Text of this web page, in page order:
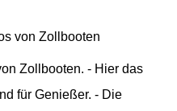
Zollbooten. - Hier das
für Genießer. - Die